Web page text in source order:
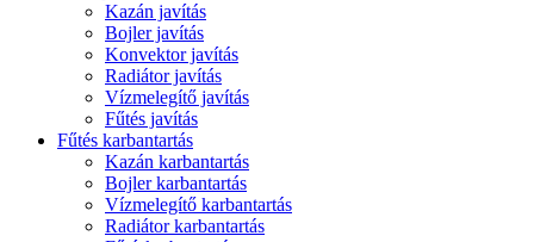
Kazán javítás
Bojler javítás
Konvektor javítás
Radiátor javítás
Vízmelegítő javítás
Fűtés javítás
Fűtés karbantartás
Kazán karbantartás
Bojler karbantartás
Vízmelegítő karbantartás
Radiátor karbantartás